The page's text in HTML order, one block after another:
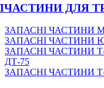
ДЛЯ
ЗАПАСНІ ЧАСТИНИ
ЗАПАСНІ ЧАСТИНИ
ЗАПАСНІ ЧАСТИНИ Т-
ДТ-75
ЗАПАСНІ ЧАСТИНИ